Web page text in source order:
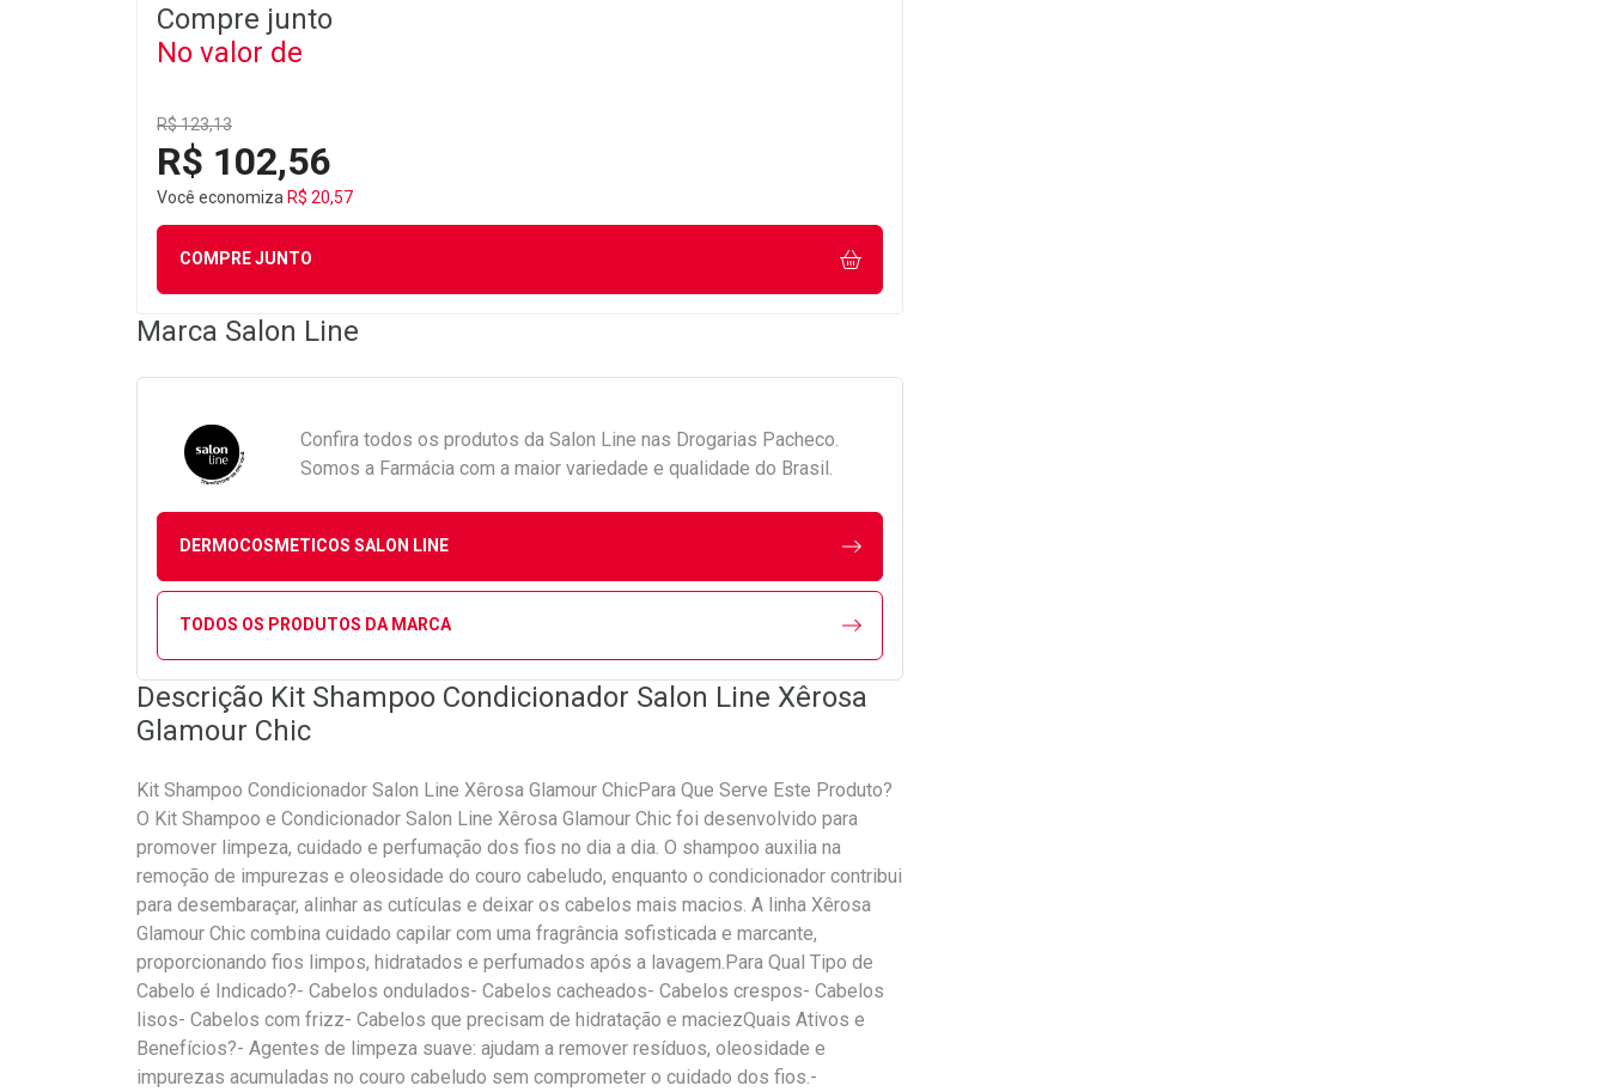
Compre junto
No valor de
R$ 123,13
R$ 102,56
Você economiza R$ 20,57
COMPRE JUNTO
Marca Salon Line
Confira todos os produtos da Salon Line nas Drogarias Pacheco.
Somos a Farmácia com a maior variedade e qualidade do Brasil.
DERMOCOSMETICOS SALON LINE
TODOS OS PRODUTOS DA MARCA
Descrição Kit Shampoo Condicionador Salon Line Xêrosa
Glamour Chic
Kit Shampoo Condicionador Salon Line Xêrosa Glamour ChicPara Que Serve Este Produto?
O Kit Shampoo e Condicionador Salon Line Xêrosa Glamour Chic foi desenvolvido para
promover limpeza, cuidado e perfumação dos fios no dia a dia. O shampoo auxilia na
remoção de impurezas e oleosidade do couro cabeludo, enquanto o condicionador contribui
para desembaraçar, alinhar as cutículas e deixar os cabelos mais macios. A linha Xêrosa
Glamour Chic combina cuidado capilar com uma fragrância sofisticada e marcante,
proporcionando fios limpos, hidratados e perfumados após a lavagem.Para Qual Tipo de
Cabelo é Indicado?- Cabelos ondulados- Cabelos cacheados- Cabelos crespos- Cabelos
lisos- Cabelos com frizz- Cabelos que precisam de hidratação e maciezQuais Ativos e
Benefícios?- Agentes de limpeza suave: ajudam a remover resíduos, oleosidade e
impurezas acumuladas no couro cabeludo sem comprometer o cuidado dos fios.-